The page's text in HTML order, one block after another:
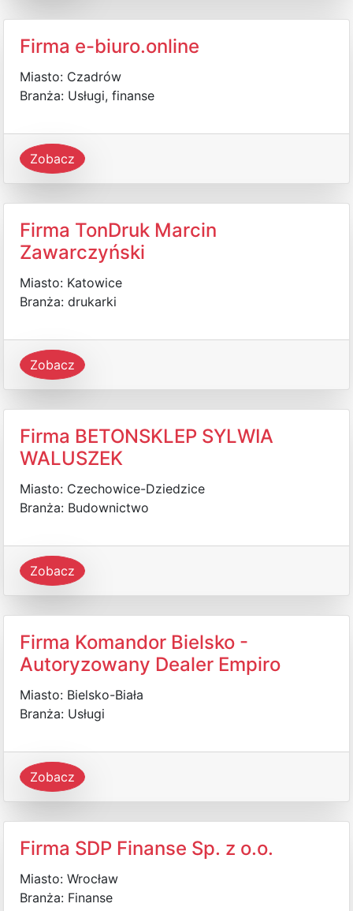
Firma e-biuro.online
Miasto: Czadrów
Branża: Usługi, finanse
Zobacz
Firma TonDruk Marcin
Zawarczyński
Miasto: Katowice
Branża: drukarki
Zobacz
Firma BETONSKLEP SYLWIA
WALUSZEK
Miasto: Czechowice-Dziedzice
Branża: Budownictwo
Zobacz
Firma Komandor Bielsko -
Autoryzowany Dealer Empiro
Miasto: Bielsko-Biała
Branża: Usługi
Zobacz
Firma SDP Finanse Sp. z o.o.
Miasto: Wrocław
Branża: Finanse